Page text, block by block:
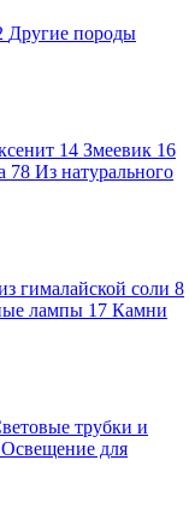
Другие породы
14 Змеевик 16
78 Из натурального
гималайской соли 8
лампы 17 Камни
трубки и
Освещение для